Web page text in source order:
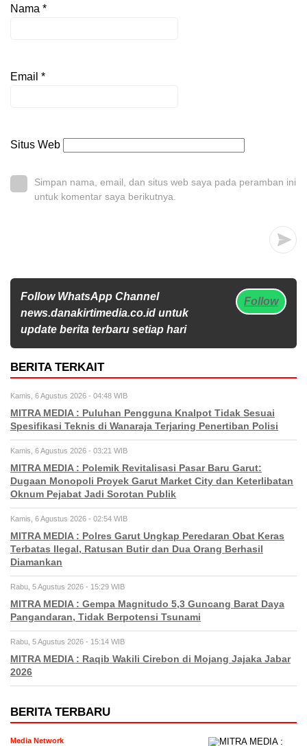
Nama *
Email *
Situs Web
Simpan nama, email, dan situs web saya pada peramban ini
untuk komentar saya berikutnya.
Follow WhatsApp Channel
news.danakirtimedia.co.id untuk
update berita terbaru setiap hari
Follow
BERITA TERKAIT
Kamis, 6 Agustus 2026 - 04:48 WIB
MITRA MEDIA : Puluhan Pengguna Knalpot Tidak Sesuai
Spesifikasi Teknis di Wanaraja Terjaring Penertiban Polisi
Kamis, 6 Agustus 2026 - 03:21 WIB
MITRA MEDIA : Polemik Revitalisasi Pasar Baru Garut:
Dugaan Monopoli Proyek Garut Market City dan Keterlibatan
Oknum Pejabat Jadi Sorotan Publik
Kamis, 6 Agustus 2026 - 02:54 WIB
MITRA MEDIA : Polres Garut Ungkap Peredaran Obat Keras
Terbatas Ilegal, Ratusan Butir dan Dua Orang Berhasil
Diamankan
Rabu, 5 Agustus 2026 - 15:29 WIB
MITRA MEDIA : Gempa Magnitudo 5,3 Guncang Barat Daya
Pangandaran, Tidak Berpotensi Tsunami
Rabu, 5 Agustus 2026 - 15:14 WIB
MITRA MEDIA : Raqib Wakili Cirebon di Mojang Jajaka Jabar
2026
BERITA TERBARU
Media Network